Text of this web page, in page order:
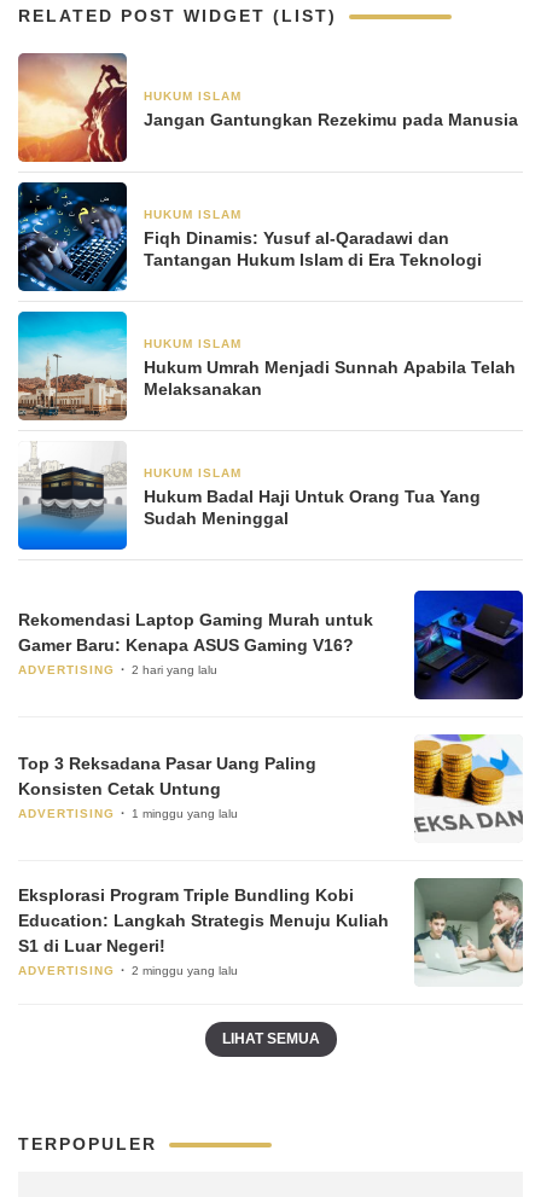
RELATED POST WIDGET (LIST)
HUKUM ISLAM
Jangan Gantungkan Rezekimu pada Manusia
HUKUM ISLAM
Fiqh Dinamis: Yusuf al-Qaradawi dan
Tantangan Hukum Islam di Era Teknologi
HUKUM ISLAM
Hukum Umrah Menjadi Sunnah Apabila Telah
Melaksanakan
HUKUM ISLAM
Hukum Badal Haji Untuk Orang Tua Yang
Sudah Meninggal
Rekomendasi Laptop Gaming Murah untuk
Gamer Baru: Kenapa ASUS Gaming V16?
ADVERTISING 2 hari yang lalu
Top 3 Reksadana Pasar Uang Paling
Konsisten Cetak Untung
ADVERTISING 1 minggu yang lalu
Eksplorasi Program Triple Bundling Kobi
Education: Langkah Strategis Menuju Kuliah
S1 di Luar Negeri!
ADVERTISING 2 minggu yang lalu
LIHAT SEMUA
TERPOPULER